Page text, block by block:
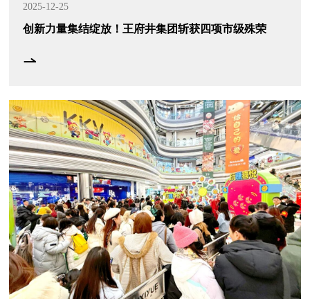
2025-12-25
创新力量集结绽放！王府井集团斩获四项市级殊荣